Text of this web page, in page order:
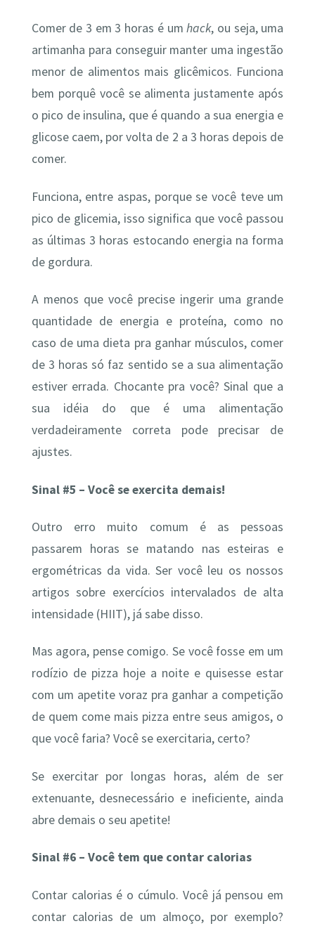
Comer de 3 em 3 horas é umhack, ou seja, uma
artimanha para conseguir manter uma ingestão
menor de alimentos mais glicêmicos. Funciona
bem porquê você se alimenta justamente após
o pico de insulina, que é quando a sua energia e
glicose caem, por volta de 2 a 3 horas depois de
comer.
Funciona, entre aspas, porque se você teve um
pico de glicemia, isso significa que você passou
as últimas 3 horas estocando energia na forma
de gordura.
A menos que você precise ingerir uma grande
quantidade de energia e proteína, como no
caso de uma dieta pra ganhar músculos, comer
de 3 horas só faz sentido se a sua alimentação
estiver errada. Chocante pra você? Sinal que a
sua idéia do que é uma alimentação
verdadeiramente correta pode precisar de
ajustes.
Sinal #5 – Você se exercita demais!
Outro erro muito comum é as pessoas
passarem horas se matando nas esteiras e
ergométricas da vida. Ser você leu os nossos
artigos sobre exercícios intervalados de alta
intensidade (HIIT), já sabe disso.
Mas agora, pense comigo. Se você fosse em um
rodízio de pizza hoje a noite e quisesse estar
com um apetite voraz pra ganhar a competição
de quem come mais pizza entre seus amigos, o
que você faria? Você se exercitaria, certo?
Se exercitar por longas horas, além de ser
extenuante, desnecessário e ineficiente, ainda
abre demais o seu apetite!
Sinal #6 – Você tem que contar calorias
Contar calorias é o cúmulo. Você já pensou em
contar calorias de um almoço, por exemplo?